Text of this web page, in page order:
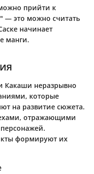
прийти к
— это можно считать
начинает
манги.
Какаши неразрывно
которые
на развитие сюжета.
отражающими
формируют их